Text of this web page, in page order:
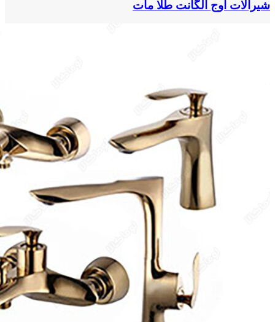
شیرالات اوج الگانت طلا مات